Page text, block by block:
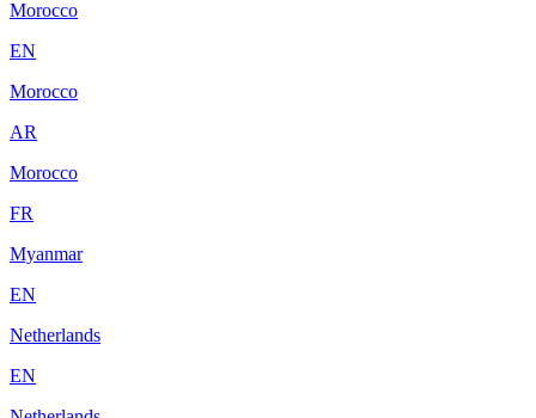
Morocco
EN
Morocco
AR
Morocco
FR
Myanmar
EN
Netherlands
EN